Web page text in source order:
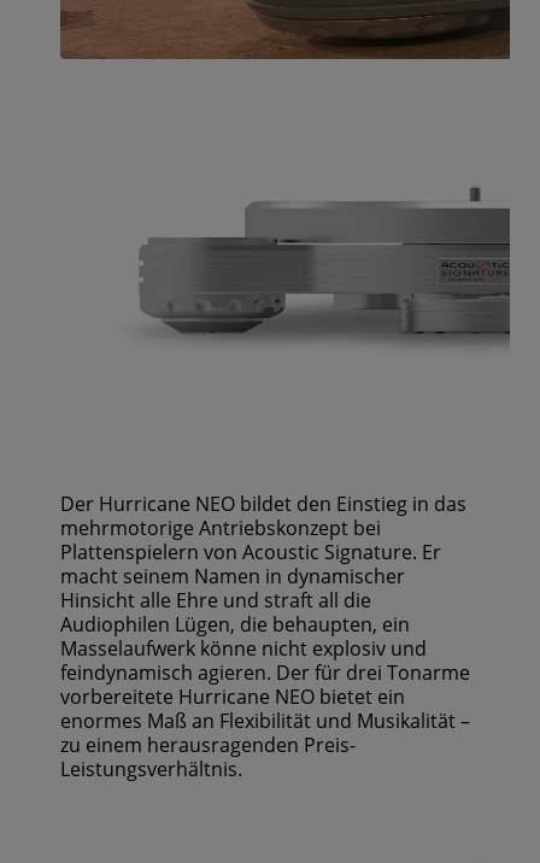
Der Hurricane NEO bildet den Einstieg in das
mehrmotorige Antriebskonzept bei
Plattenspielern von Acoustic Signature. Er
macht seinem Namen in dynamischer
Hinsicht alle Ehre und straft all die
Audiophilen Lügen, die behaupten, ein
Masselaufwerk könne nicht explosiv und
feindynamisch agieren. Der für drei Tonarme
vorbereitete Hurricane NEO bietet ein
enormes Maß an Flexibilität und Musikalität –
zu einem herausragenden Preis-
Leistungsverhältnis.